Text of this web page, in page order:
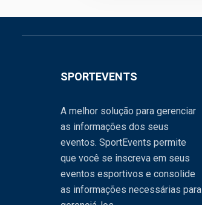
SPORTEVENTS
A melhor solução para gerenciar
as informações dos seus
eventos. SportEvents permite
que você se inscreva em seus
eventos esportivos e consolide
as informações necessárias para